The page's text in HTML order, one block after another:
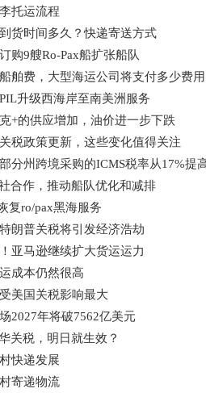
托运流程
货时间多久？快递寄送方式
购9艘Ro-Pax船扩张船队
舶费，大型海运公司将支付多少费用
升级西海岸至南美洲服务
+的供应增加，油价进一步下跌
税政策更新，这些变化值得关注
分州跨境采购的ICMS税率从17%提
合作，推动船队优化和减排
复ro/pax黑海服务
朗普关税将引发经济浩劫
亚马逊继续扩大货运运力
成本仍然很高
美国关税影响最大
2027年将破7562亿美元
关税，明日就生效？
快递发展
寄递物流